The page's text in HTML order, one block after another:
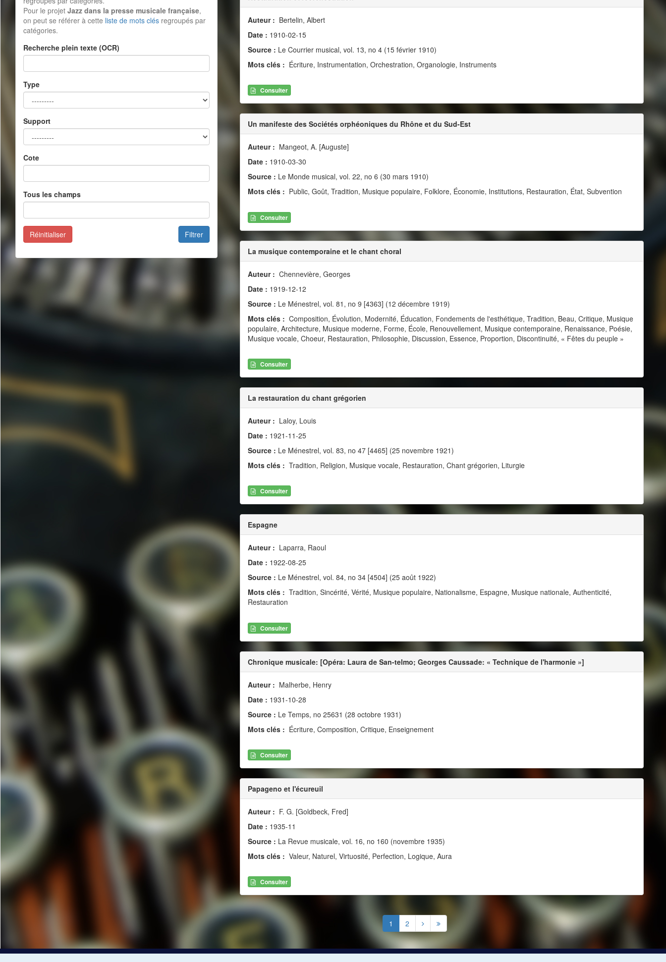
Pour le projet Jazz dans la presse musicale française,
on peut se référer à cette liste de mots clés regroupés par
catégories.
Recherche plein texte (OCR)
Type
Support
Cote
Tous les champs
Filtrer
Réinitialiser
Auteur : Bertelin, Albert
Date : 1910-02-15
Source : Le Courrier musical, vol. 13, no 4 (15 février 1910)
Mots clés : Écriture, Instrumentation, Orchestration, Organologie, Instruments
Consulter
Un manifeste des Sociétés orphéoniques du Rhône et du Sud-Est
Auteur : Mangeot, A. [Auguste]
Date : 1910-03-30
Source : Le Monde musical, vol. 22, no 6 (30 mars 1910)
Mots clés : Public, Goût, Tradition, Musique populaire, Folklore, Économie, Institutions, Restauration, État, Subvention
Consulter
La musique contemporaine et le chant choral
Auteur : Chennevière, Georges
Date : 1919-12-12
Source : Le Ménestrel, vol. 81, no 9 [4363] (12 décembre 1919)
Mots clés : Composition, Évolution, Modernité, Éducation, Fondements de l'esthétique, Tradition, Beau, Critique, Musique
populaire, Architecture, Musique moderne, Forme, École, Renouvellement, Musique contemporaine, Renaissance, Poésie,
Musique vocale, Choeur, Restauration, Philosophie, Discussion, Essence, Proportion, Discontinuité, « Fêtes du peuple »
Consulter
La restauration du chant grégorien
Auteur : Laloy, Louis
Date : 1921-11-25
Source : Le Ménestrel, vol. 83, no 47 [4465] (25 novembre 1921)
Mots clés : Tradition, Religion, Musique vocale, Restauration, Chant grégorien, Liturgie
Consulter
Espagne
Auteur : Laparra, Raoul
Date : 1922-08-25
Source : Le Ménestrel, vol. 84, no 34 [4504] (25 août 1922)
Mots clés : Tradition, Sincérité, Vérité, Musique populaire, Nationalisme, Espagne, Musique nationale, Authenticité,
Restauration
Consulter
Chronique musicale: [Opéra: Laura de San-telmo; Georges Caussade: « Technique de l'harmonie »]
Auteur : Malherbe, Henry
Date : 1931-10-28
Source : Le Temps, no 25631 (28 octobre 1931)
Mots clés : Écriture, Composition, Critique, Enseignement
Consulter
Papageno et l'écureuil
Auteur : F. G. [Goldbeck, Fred]­
Date : 1935-11
Source : La Revue musicale, vol. 16, no 160 (novembre 1935)
Mots clés : Valeur, Naturel, Virtuosité, Perfection, Logique, Aura
Consulter
1 2